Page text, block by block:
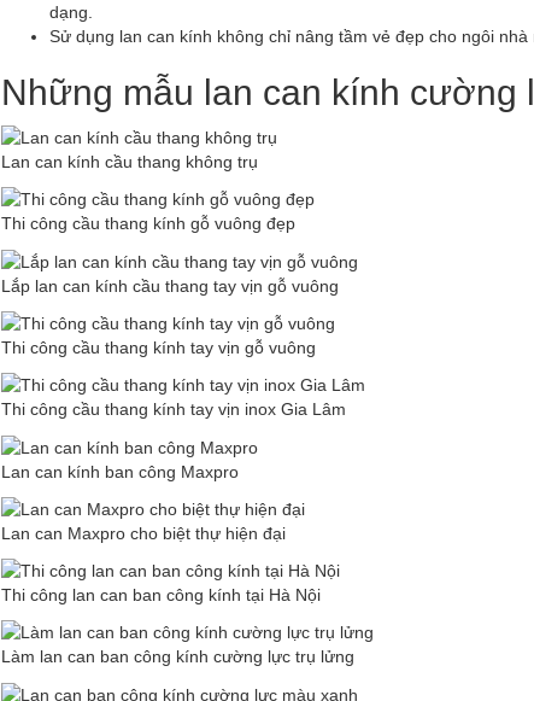
dạng.
Sử dụng lan can kính không chỉ nâng tầm vẻ đẹp cho ngôi
Những mẫu lan can kính cường
Lan can kính cầu thang không trụ
Thi công cầu thang kính gỗ vuông đẹp
Lắp lan can kính cầu thang tay vịn gỗ vuông
Thi công cầu thang kính tay vịn gỗ vuông
Thi công cầu thang kính tay vịn inox Gia Lâm
Lan can kính ban công Maxpro
Lan can Maxpro cho biệt thự hiện đại
Thi công lan can ban công kính tại Hà Nội
Làm lan can ban công kính cường lực trụ lửng